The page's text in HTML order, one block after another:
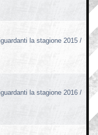
la stagione 2015 /
la stagione 2016 /